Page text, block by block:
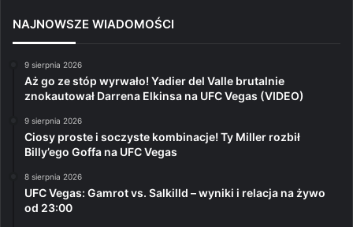
NAJNOWSZE WIADOMOŚCI
9 sierpnia 2026
Aż go ze stóp wyrwało! Yadier del Valle brutalnie
znokautował Darrena Elkinsa na UFC Vegas (VIDEO)
9 sierpnia 2026
Ciosy proste i soczyste kombinacje! Ty Miller rozbił
Billy’ego Goffa na UFC Vegas
8 sierpnia 2026
UFC Vegas: Gamrot vs. Salkilld – wyniki i relacja na żywo
od 23:00